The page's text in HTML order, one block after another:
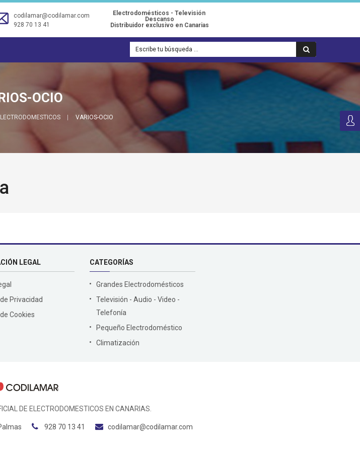
codilamar@codilamar.com
928 70 13 41
Electrodomésticos - Televisión
Descanso
Distribuidor exclusivo en Canarias
OCIO
VARIOS-OCIO
LEGAL
Privacidad
Cookies
CATEGORÍAS
Grandes Electrodomésticos
Televisión - Audio - Video -
Telefonía
Pequeño Electrodoméstico
Climatización
DE ELECTRODOMESTICOS EN CANARIAS.
928 70 13 41 codilamar@codilamar.com